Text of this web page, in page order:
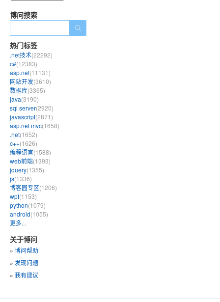
博问搜索
热门标签
.net技术(22292)
c#(12383)
asp.net(11131)
网站开发(3610)
数据库(3365)
java(3190)
sql server(2920)
javascript(2871)
asp.net mvc(1658)
.net(1652)
c++(1626)
编程语言(1588)
web前端(1393)
jquery(1355)
js(1336)
博客园专区(1206)
wpf(1153)
python(1079)
android(1055)
更多...
关于博问
» 博问帮助
» 发现问题
» 我有建议